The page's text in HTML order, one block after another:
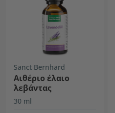
Sanct Bernhard
Αιθέριο έλαιο
λεβάντας
30 ml